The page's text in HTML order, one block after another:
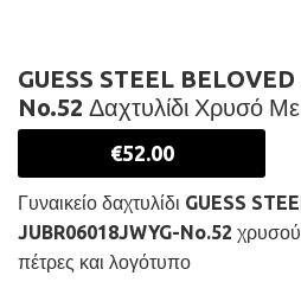
GUESS STEEL
No.52 Δαχτυλίδι Χρυσό
€52.00
Γυναικείο δαχτυλίδι GUESS
JUBR06018JWYG-No.52
πέτρες και λογότυπο